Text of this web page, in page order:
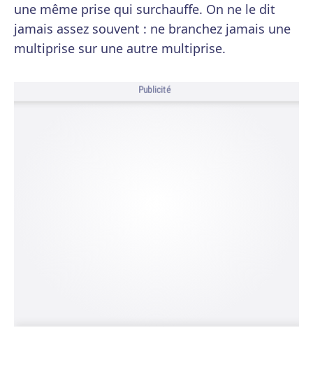
une même prise qui surchauffe. On ne le dit
jamais assez souvent : ne branchez jamais une
multiprise sur une autre multiprise.
Publicité